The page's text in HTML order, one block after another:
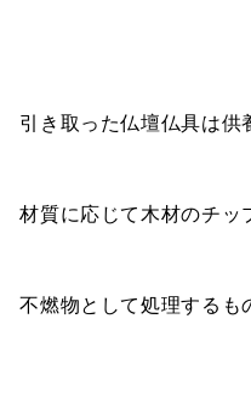
引き取った仏壇仏具は供
材質に応じて木材のチッ
不燃物として処理するも